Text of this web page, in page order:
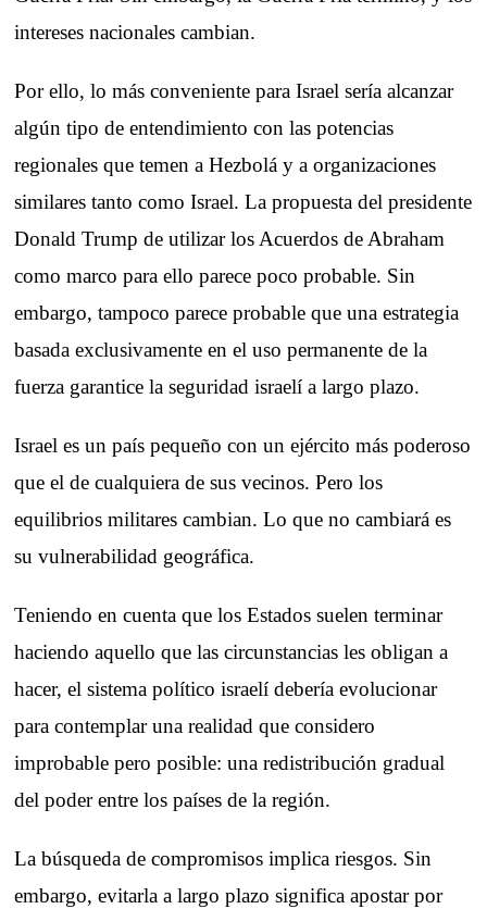
intereses nacionales cambian.
Por ello, lo más conveniente para Israel sería alcanzar
algún tipo de entendimiento con las potencias
regionales que temen a Hezbolá y a organizaciones
similares tanto como Israel. La propuesta del presidente
Donald Trump de utilizar los Acuerdos de Abraham
como marco para ello parece poco probable. Sin
embargo, tampoco parece probable que una estrategia
basada exclusivamente en el uso permanente de la
fuerza garantice la seguridad israelí a largo plazo.
Israel es un país pequeño con un ejército más poderoso
que el de cualquiera de sus vecinos. Pero los
equilibrios militares cambian. Lo que no cambiará es
su vulnerabilidad geográfica.
Teniendo en cuenta que los Estados suelen terminar
haciendo aquello que las circunstancias les obligan a
hacer, el sistema político israelí debería evolucionar
para contemplar una realidad que considero
improbable pero posible: una redistribución gradual
del poder entre los países de la región.
La búsqueda de compromisos implica riesgos. Sin
embargo, evitarla a largo plazo significa apostar por